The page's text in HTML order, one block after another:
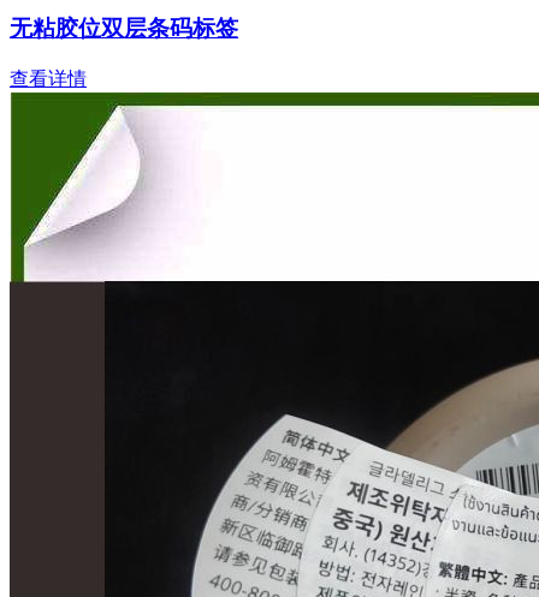
无粘胶位双层条码标签
查看详情